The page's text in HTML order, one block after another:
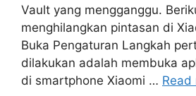
Vault yang mengganggu.
menghilangkan pintasan di
Buka Pengaturan Langkah
dilakukan adalah membuka
di smartphone Xiaomi … Read